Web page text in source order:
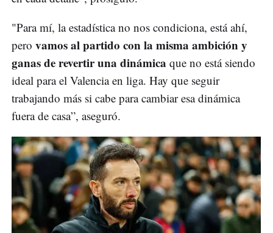
"Para mí, la estadística no nos condiciona, está ahí,
pero vamos al partido con la misma ambición y
ganas de revertir una dinámica que no está siendo
ideal para el Valencia en liga. Hay que seguir
trabajando más si cabe para cambiar esa dinámica
fuera de casa”, aseguró.